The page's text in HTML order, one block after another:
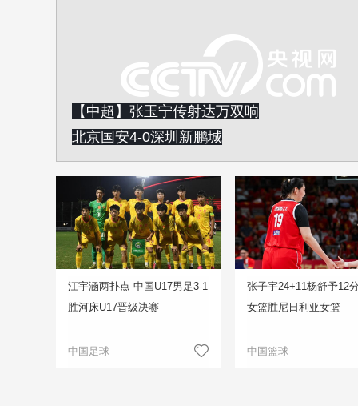
【中超】张玉宁传射达万双响
北京国安4-0深圳新鹏城
江宇涵两扑点 中国U17男足3-1
胜河床U17晋级决赛
中国足球
张子宇24+11杨舒予12
女篮胜尼日利亚女篮
中国篮球